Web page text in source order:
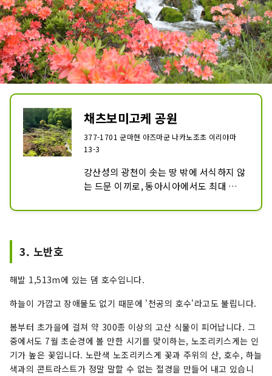
채츠보미고케 공원
377-1701 군마현 아즈마군 나카노조초 이리야마
13-3
강산성의 광천이 솟는 땅 밖에 서식하지 않
는 드문 이끼로, 동아시아에서도 최대 규모
국가의 천연 기념물로 지정되어 있습니다.
3. 노반호
해발 1,513m에 있는 댐 호수입니다.
하늘이 가깝고 장애물도 없기 때문에 '천공의 호수'라고도 불립니다.
봄부터 초가을에 걸쳐 약 300종 이상의 고산 식물이 피어납니다. 그
중에서도 7월 초순경에 볼 만한 시기를 맞이하는, 노조리키스게는 인
기가 높은 꽃입니다. 노란색 노조리키스게 꽃과 주위의 산, 호수, 하늘
색과의 콘트라스트가 정말 말할 수 없는 절경을 만들어 내고 있습니